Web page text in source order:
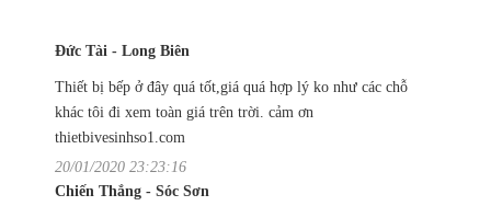
Đức Tài - Long Biên
Thiết bị bếp ở đây quá tốt,giá quá hợp lý ko như các chỗ
khác tôi đi xem toàn giá trên trời. cảm ơn
thietbivesinhso1.com
20/01/2020 23:23:16
Chiến Thắng - Sóc Sơn